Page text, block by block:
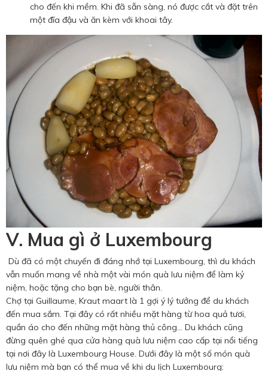
cho đến khi mềm. Khi đã sẵn sàng, nó được cắt và đặt trên
một đĩa đậu và ăn kèm với khoai tây.
V. Mua gì ở Luxembourg
Dù đã có một chuyến đi đáng nhớ tại Luxembourg, thì du khách
vẫn muốn mang về nhà một vài món quà lưu niệm để làm kỷ
niệm, hoặc tặng cho bạn bè, người thân.
Chợ tại Guillaume, Kraut maart là 1 gợi ý lý tưởng để du khách
đến mua sắm. Tại đây có rất nhiều mặt hàng từ hoa quả tươi,
quần áo cho đến những mặt hàng thủ công… Du khách cũng
đừng quên ghé qua cửa hàng quà lưu niệm cao cấp tại nổi tiếng
tại nơi đây là Luxembourg House. Dưới đây là một số món quà
lưu niệm mà bạn có thể mua về khi du lịch Luxembourg: